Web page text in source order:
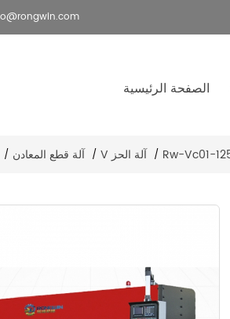
الصفحة الرئيسية
/ آلة قطع المعادن / V آلة الحز /